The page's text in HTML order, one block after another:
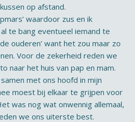
op afstand.
waardoor zus en ik
te bang eventueel iemand te
ouderen’ want het zou maar zo
Voor de zekerheid reden we
naar het huis van pap en mam.
met ons hoofd in mijn
moest bij elkaar te grijpen voor
was nog wat onwennig allemaal,
we ons uiterste best.